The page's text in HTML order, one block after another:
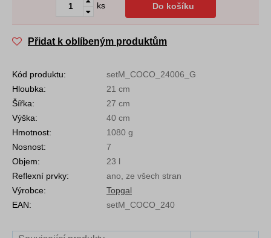
ks Do košíku
Přidat k oblíbeným produktům
Kód produktu:
setM_COCO_24006_G
Hloubka:
21 cm
Šířka:
27 cm
Výška:
40 cm
Hmotnost:
1080 g
Nosnost:
7
Objem:
23 l
Reflexní prvky:
ano, ze všech stran
Výrobce:
Topgal
EAN:
setM_COCO_240